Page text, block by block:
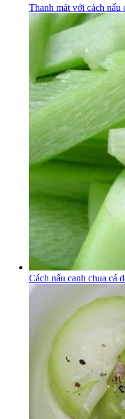
Thanh mát với cách
Cách nấu canh chua cá